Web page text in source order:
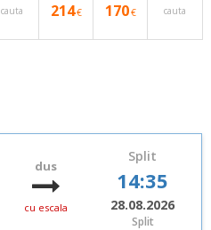
cauta 214€ 170€ cauta
dus
cu escala
Split
14:35
28.08.2026
Split